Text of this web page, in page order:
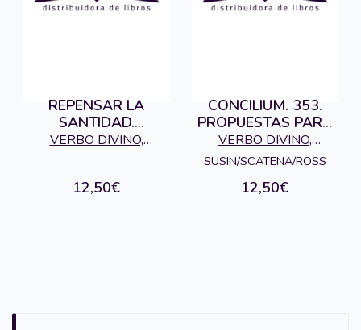
REPENSAR LA
SANTIDAD.
CONCILIUM 351
VERBO DIVINO,
12,50€
CONCILIUM. 353.
PROPUESTAS PARA
LA REFORMA DE LA
CURIA
VERBO DIVINO,
EDITORIAL
SUSIN/SCATENA/ROSS
12,50€